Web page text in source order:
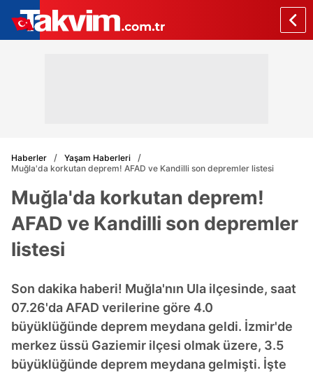
Haberler
Yaşam Haberleri
Muğla'da korkutan deprem! AFAD ve Kandilli son depremler listesi
Muğla'da korkutan deprem!
AFAD ve Kandilli son depremler
listesi
Son dakika haberi! Muğla'nın Ula ilçesinde, saat
07.26'da AFAD verilerine göre 4.0
büyüklüğünde deprem meydana geldi. İzmir'de
merkez üssü Gaziemir ilçesi olmak üzere, 3.5
büyüklüğünde deprem meydana gelmişti. İşte